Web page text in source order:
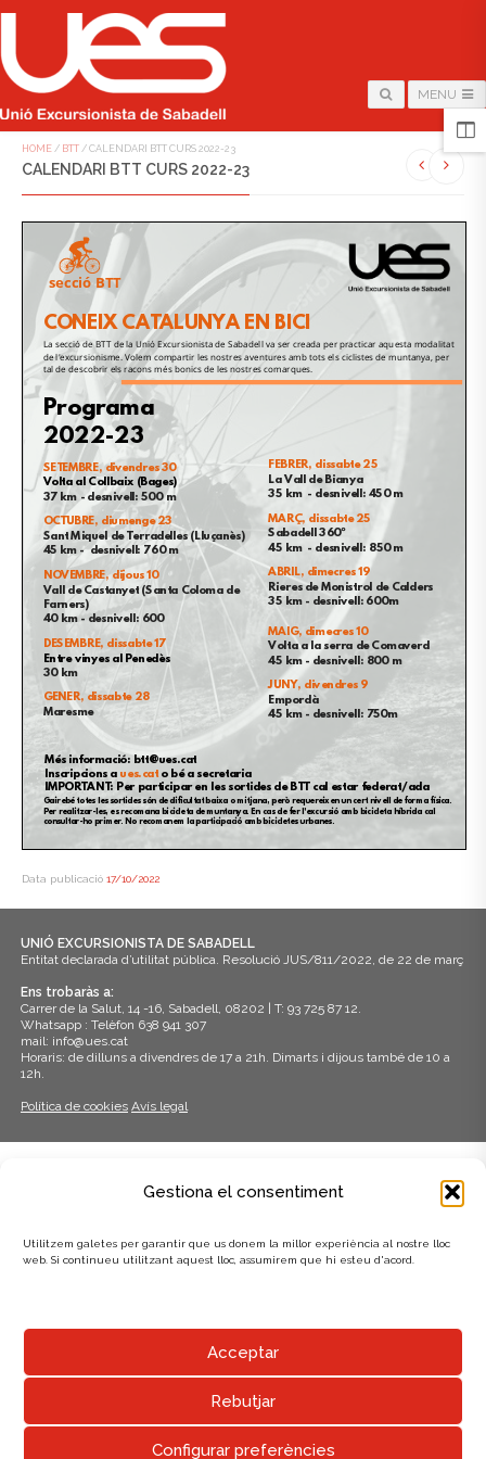
Gestiona el consentiment
Utilitzem galetes per garantir que us donem la millor experiència al nostre lloc
web. Si continueu utilitzant aquest lloc, assumirem que hi esteu d'acord.
Acceptar
Rebutjar
Configurar preferències
MENU
HOME / BTT / CALENDARI BTT CURS 2022-23
CALENDARI BTT CURS 2022-23
Data publicació 17/10/2022
UNIÓ EXCURSIONISTA DE SABADELL
Entitat declarada d’utilitat pública. Resolució JUS/811/2022, de 22 de març
Ens trobaràs a:
Carrer de la Salut, 14 -16, Sabadell, 08202 | T: 93 725 87 12.
Whatsapp : Telèfon 638 941 307
mail: info@ues.cat
Horaris: de dilluns a divendres de 17 a 21h. Dimarts i dijous també de 10 a
12h.
Política de cookies Avís legal
AMB EL SUPORT DE: